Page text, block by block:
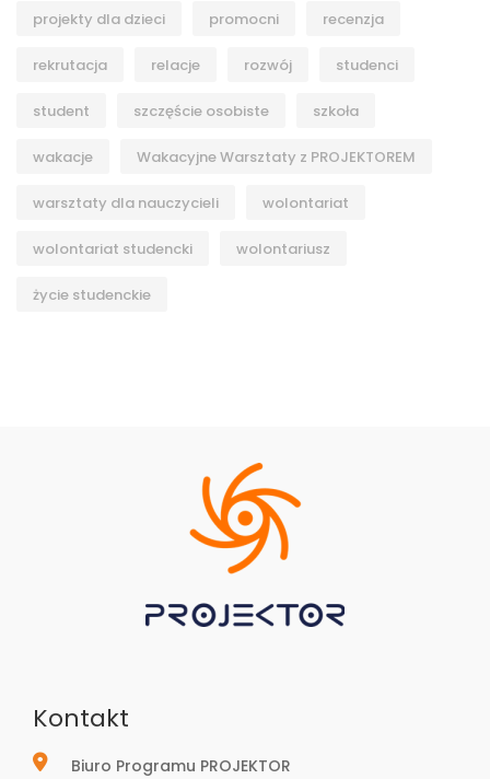
projekty dla dzieci promocni recenzja
rekrutacja relacje rozwój studenci
student szczęście osobiste szkoła
wakacje Wakacyjne Warsztaty z PROJEKTOREM
warsztaty dla nauczycieli wolontariat
wolontariat studencki wolontariusz
życie studenckie
Kontakt
Biuro Programu PROJEKTOR